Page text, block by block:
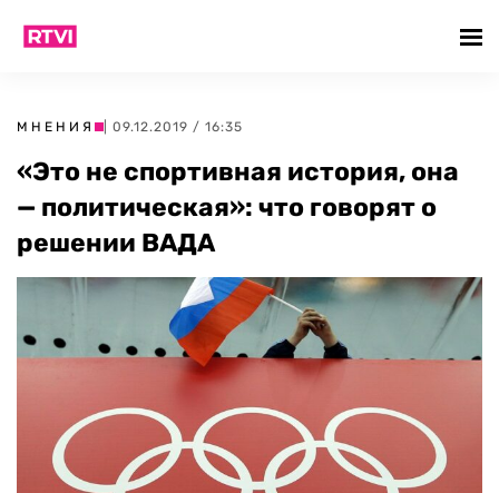
МНЕНИЯ | 09.12.2019 / 16:35
«Это не спортивная история, она
— политическая»: что говорят о
решении ВАДА